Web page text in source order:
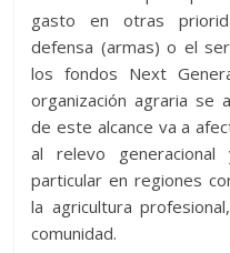
gasto en otras
defensa (armas) o el
los fondos Next
organización agraria se
de este alcance va a
al relevo
particular en regiones
la agricultura
comunidad.